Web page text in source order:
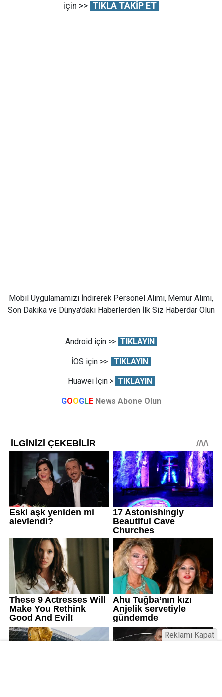
için >> TIKLA TAKİP ET
Mobil Uygulamamızı İndirerek Personel Alımı, Memur Alımı,
Son Dakika ve Dünya'daki Haberlerden İlk Siz Haberdar Olun
Android için >> TIKLAYIN
İOS için >> TIKLAYIN
Huawei İçin > TIKLAYIN
GOOGLE News Abone Olun
Reklamı Kapat